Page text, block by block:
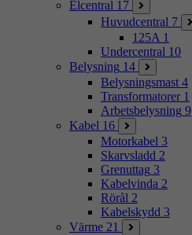
Elcentral 17
Huvudcentral 7
125A 1
Undercentral 10
Belysning 14
Belysningsmast 4
Transformatorer 1
Arbetsbelysning 9
Kabel 16
Motorkabel 3
Skarvsladd 2
Grenuttag 3
Kabelvinda 2
Rörål 2
Kabelskydd 3
Värme 21